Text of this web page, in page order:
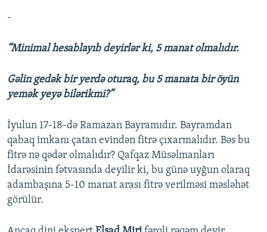
BIZIMLƏ ƏLAQƏ
-
“Minimal hesablayıb deyirlər ki, 5 manat olmalıdır.
Gəlin gedək bir yerdə oturaq, bu 5 manata bir öyün
yemək yeyə bilərikmi?”
İyulun 17-18-də Ramazan Bayramıdır. Bayramdan
qabaq imkanı çatan evindən fitrə çıxarmalıdır. Bəs bu
fitrə nə qədər olmalıdır? Qafqaz Müsəlmanları
İdarəsinin fətvasında deyilir ki, bu günə uyğun olaraq
adambaşına 5-10 manat arası fitrə verilməsi məsləhət
görülür.